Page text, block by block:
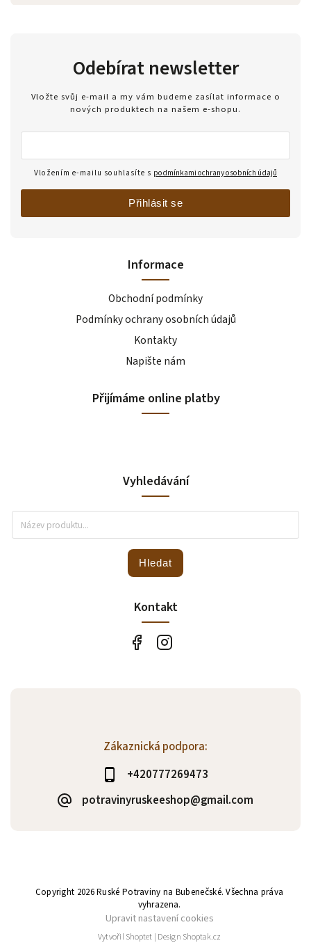
Zákaznická podpora:
+420777269473
potravinyruskeeshop@gmail.com
Informace
Obchodní podmínky
Podmínky ochrany osobních údajů
Kontakty
Napište nám
Přijímáme online platby
Odebírat newsletter
Vložte svůj e-mail a my vám budeme zasílat informace o
nových produktech na našem e-shopu.
Vložením e-mailu souhlasíte s podmínkami ochrany osobních údajů
Přihlásit se
Vyhledávání
Hledat
Kontakt
Copyright 2026Ruské Potraviny na Bubenečské. Všechna práva
vyhrazena.
Upravit nastavení cookies
VytvořilShoptet | Design Shoptak.cz